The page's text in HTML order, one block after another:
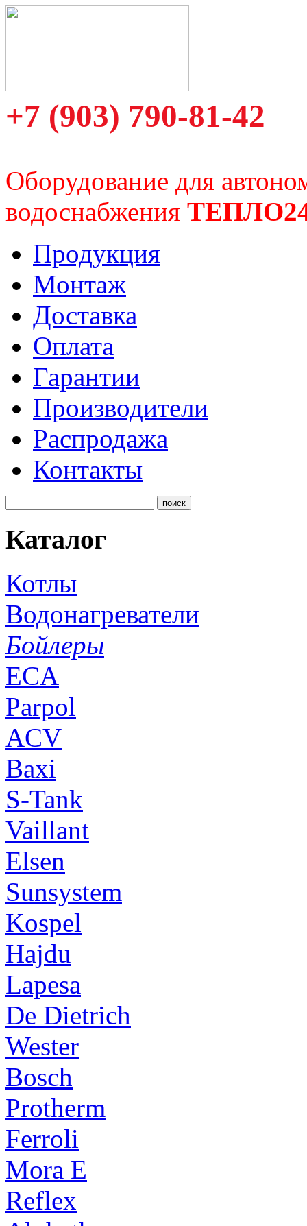
+7 (903) 790-81-42
Оборудование для
водоснабжения
Продукция
Монтаж
Доставка
Оплата
Гарантии
Производители
Распродажа
Контакты
Каталог
Котлы
Водонагреватели
Бойлеры
ECA
Parpol
ACV
Baxi
S-Tank
Vaillant
Elsen
Sunsystem
Kospel
Hajdu
Lapesa
De Dietrich
Wester
Bosch
Protherm
Ferroli
Mora E
Reflex